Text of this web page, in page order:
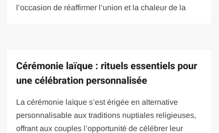
l’occasion de réaffirmer l’union et la chaleur de la
Cérémonie laïque : rituels essentiels pour
une célébration personnalisée
La cérémonie laïque s’est érigée en alternative
personnalisable aux traditions nuptiales religieuses,
offrant aux couples l’opportunité de célébrer leur